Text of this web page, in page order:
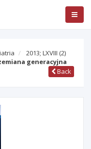
2013; LXVIII (2)
generacyjna
Back